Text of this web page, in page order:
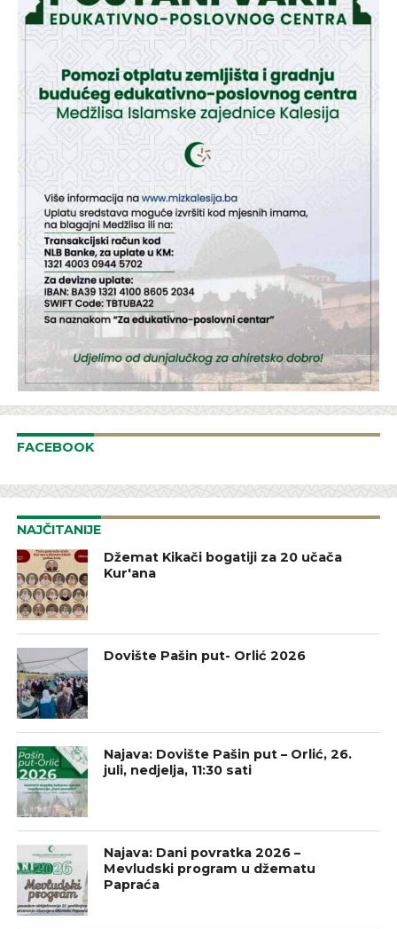
FACEBOOK
NAJČITANIJE
Džemat Kikači bogatiji za 20 učača
Kur'ana
Dovište Pašin put- Orlić 2026
Najava: Dovište Pašin put – Orlić, 26.
juli, nedjelja, 11:30 sati
Najava: Dani povratka 2026 –
Mevludski program u džematu
Papraća